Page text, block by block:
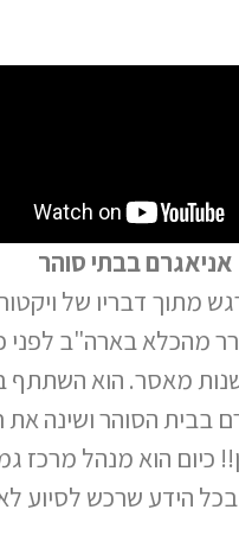
אניאגרם בבתי סוהר
מתוך דבריו של
מהכלא בארה"ב לפני
16 שנות מאסר. הוא
בבית הסוהר ושינה את
כיום הוא מנהל מרכז
הידע שרכש לסיוע